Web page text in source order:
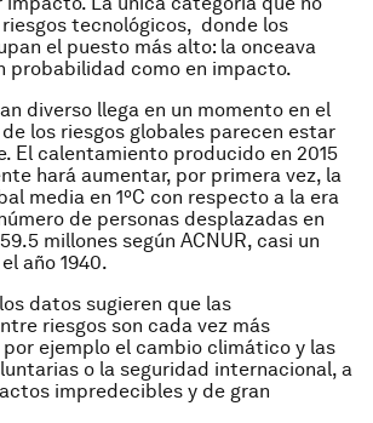
tecnológicos, donde los
el puesto más alto: la onceava
probabilidad como en impacto.
diverso llega en un momento en el
los riesgos globales parecen estar
El calentamiento producido en 2015
hará aumentar, por primera vez, la
media en 1ºC con respecto a la era
de personas desplazadas en
millones según ACNUR, casi un
año 1940.
datos sugieren que las
riesgos son cada vez más
ejemplo el cambio climático y las
o la seguridad internacional, a
impredecibles y de gran